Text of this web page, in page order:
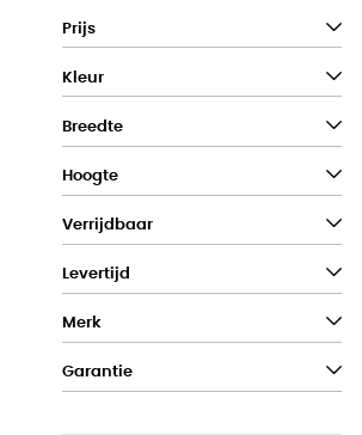
Prijs
Kleur
Breedte
Hoogte
Verrijdbaar
Levertijd
Merk
Garantie